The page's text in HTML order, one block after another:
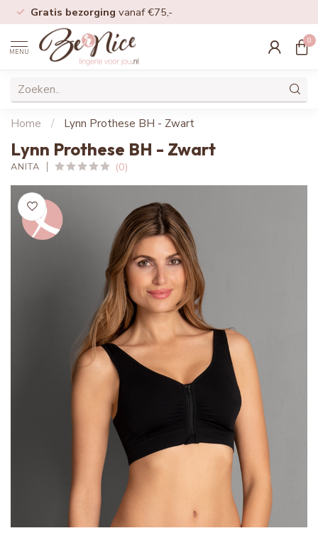
Gratis bezorging vanaf €75,-
MENU
0
Home / Lynn Prothese BH - Zwart
Lynn Prothese BH - Zwart
ANITA (0)